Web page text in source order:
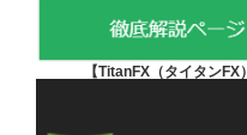
【TitanFX（タイタンFX）